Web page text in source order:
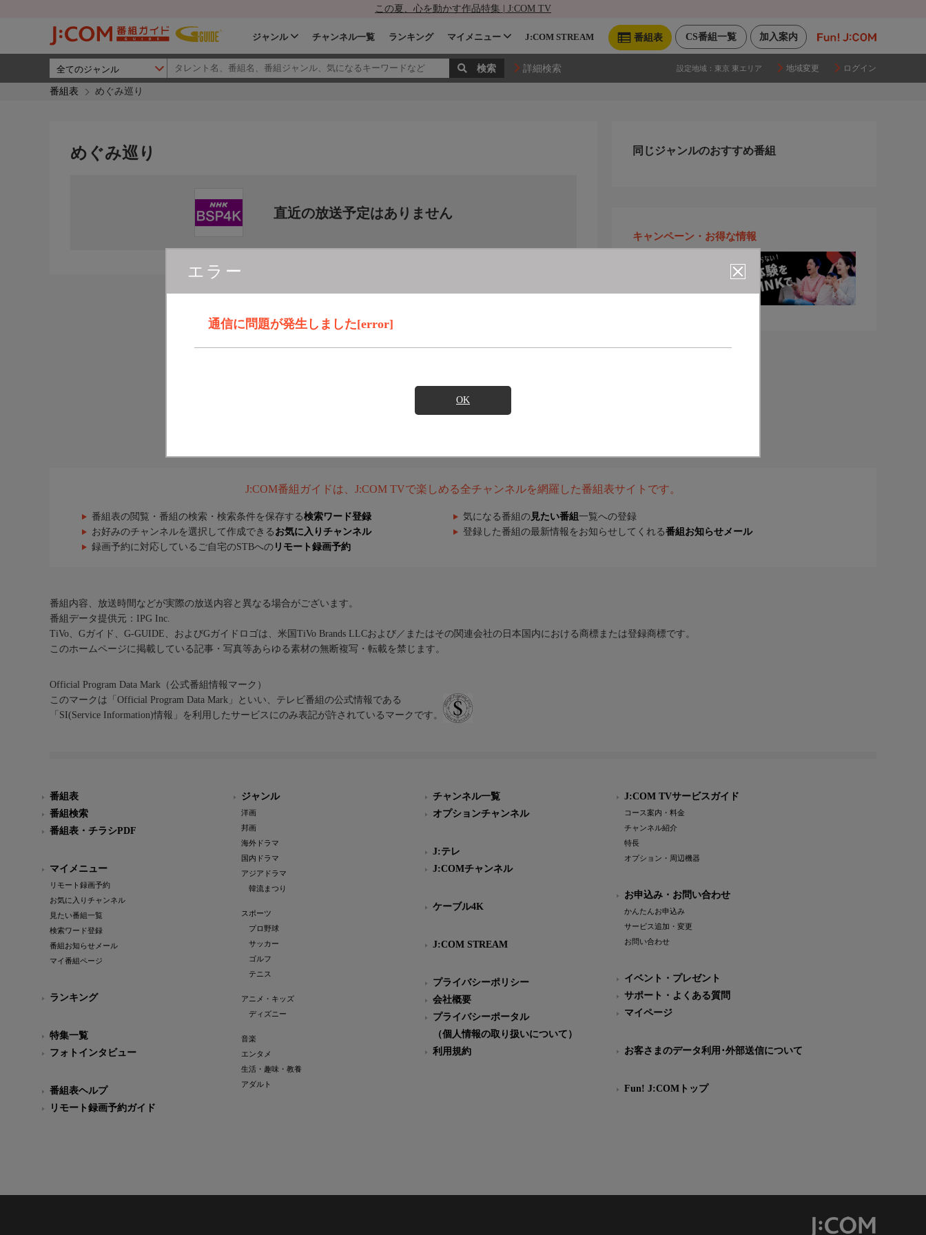
この夏、心を動かす作品特集 | J:COM TV
加入案内
CS番組一覧
番組表
ジャンル チャンネル一覧 ランキング マイメニュー J:COM STREAM
詳細検索 設定地域： 東京 東エリア 地域変更 ログイン
番組表 めぐみ巡り
エラー
通信に問題が発生しました[error]
OK
めぐみ巡り
直近の放送予定はありません
同じジャンルのおすすめ番組
キャンペーン・お得な情報
J:COM番組ガイドは、J:COM TVで楽しめる全チャンネルを網羅した番組表サイトです。
番組表の閲覧・番組の検索・検索条件を保存する検索ワード登録 気になる番組の 見たい番組 一覧への登録
お好みのチャンネルを選択して作成できる お気に入りチャンネル 登録した番組の最新情報をお知らせしてくれる番組お知らせメール
録画予約に対応しているご自宅のSTBへの リモート録画予約
番組内容、放送時間などが実際の放送内容と異なる場合がございます。
番組データ提供元：IPG Inc.
TiVo、Gガイド、G-GUIDE、およびGガイドロゴは、米国TiVo Brands LLCおよび／またはその関連会社の日本国内における商標または登録商標です。
このホームページに掲載している記事・写真等あらゆる素材の無断複写・転載を禁じます。
Official Program Data Mark（公式番組情報マーク）
このマークは「Official Program Data Mark」といい、テレビ番組の公式情報である
「SI(Service Information)情報」を利用したサービスにのみ表記が許されているマークです。
番組表
番組検索
番組表・チラシPDF
マイメニュー
リモート録画予約
お気に入りチャンネル
見たい番組一覧
検索ワード登録
番組お知らせメール
マイ番組ページ
ランキング
特集一覧
フォトインタビュー
番組表ヘルプ
リモート録画予約ガイド
ジャンル
洋画
邦画
海外ドラマ
国内ドラマ
アジアドラマ
韓流まつり
スポーツ
プロ野球
サッカー
ゴルフ
テニス
アニメ・キッズ
ディズニー
音楽
エンタメ
生活・趣味・教養
アダルト
チャンネル一覧
オプションチャンネル
J:テレ
J:COMチャンネル
ケーブル4K
J:COM STREAM
プライバシーポリシー
会社概要
プライバシーポータル
（個人情報の取り扱いについて）
利用規約
J:COM TVサービスガイド
コース案内・料金
チャンネル紹介
特長
オプション・周辺機器
お申込み・お問い合わせ
かんたんお申込み
サービス追加・変更
お問い合わせ
イベント・プレゼント
サポート・よくある質問
マイページ
お客さまのデータ利用･外部送信について
Fun! J:COMトップ